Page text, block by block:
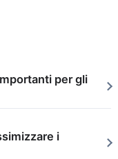
per gli
i